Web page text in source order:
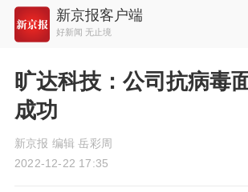
新京报客户端
好新闻 无止境
旷达科技：公司抗病毒
成功
新京报 编辑 岳彩周
2022-12-22 17:35